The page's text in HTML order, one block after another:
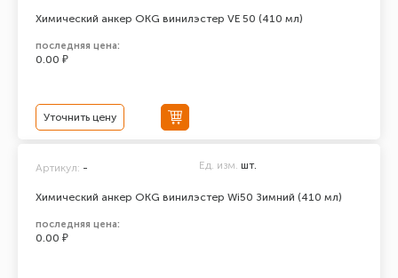
Химический анкер ОКG винилэстер VE 50 (410 мл)
последняя цена:
0.00 ₽
Уточнить цену
Химический анкер ОКG винилэстер Wi50 Зимний (410 мл)
Артикул: - Ед. изм. шт.
последняя цена:
0.00 ₽